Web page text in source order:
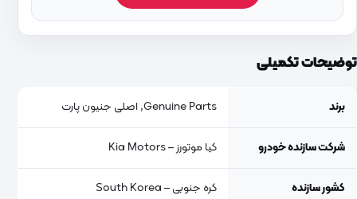
توضیحات تکمیلی
برند Genuine Parts, اصلی جنیون پارت
شرکت سازنده خودرو کیا موتورز – Kia Motors
کشور سازنده کره جنوبی – South Korea